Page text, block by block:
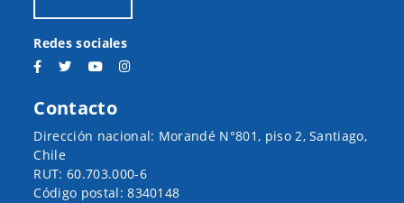
Redes sociales
Contacto
Dirección nacional: Morandé N°801, piso 2, Santiago,
Chile
RUT: 60.703.000-6
Código postal: 8340148